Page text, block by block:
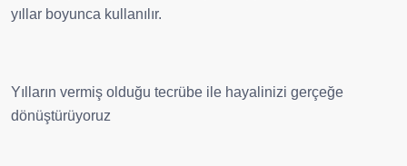
yıllar boyunca kullanılır.
Yılların vermiş olduğu tecrübe ile hayalinizi gerçeğe
dönüştürüyoruz